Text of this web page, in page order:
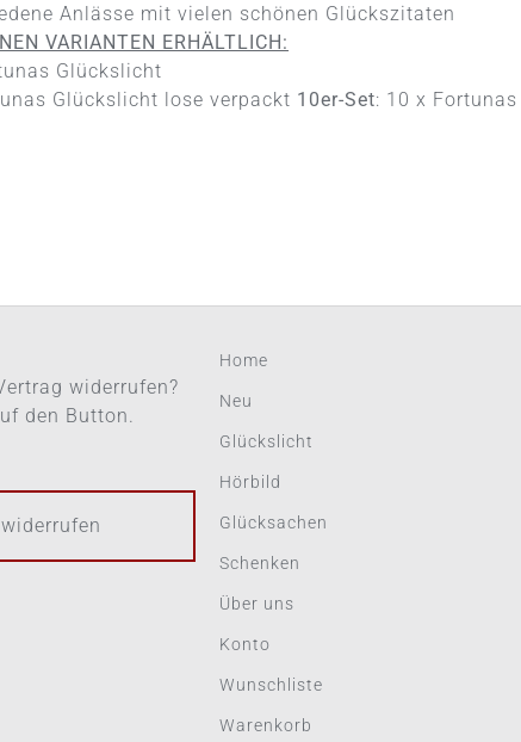
Anlässe mit vielen schönen Glückszitaten
VARIANTEN ERHÄLTLICH:
Glückslicht
Glückslicht lose verpackt 10er-Set: 10 x
widerrufen?
den Button.
Home
Neu
Glückslicht
Hörbild
Glücksachen
Schenken
Über uns
Konto
Wunschliste
Warenkorb